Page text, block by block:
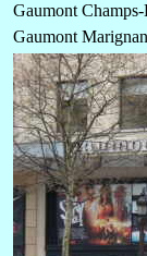
Gaumont Champs-
Gaumont Marignan